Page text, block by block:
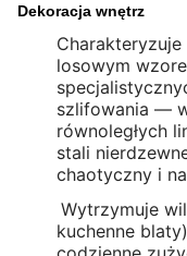
Dekoracja wnętrz
losowym
szlifowania —
równoległych
stali
chaotyczny i
Wytrzymuje
kuchenne